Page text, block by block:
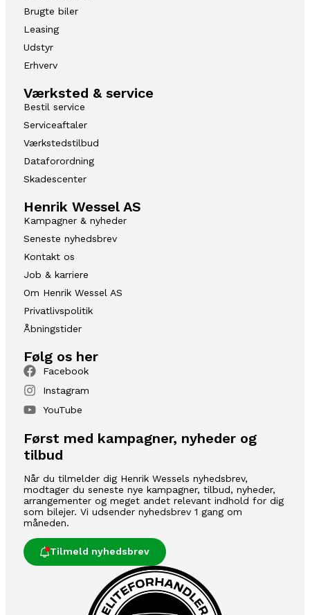
Brugte biler
Leasing
Udstyr
Erhverv
Værksted & service
Bestil service
Serviceaftaler
Værkstedstilbud
Dataforordning
Skadescenter
Henrik Wessel AS
Kampagner & nyheder
Seneste nyhedsbrev
Kontakt os
Job & karriere
Om Henrik Wessel AS
Privatlivspolitik
Åbningstider
Følg os her
Facebook
Instagram
YouTube
Først med kampagner, nyheder og
tilbud
Når du tilmelder dig Henrik Wessels nyhedsbrev,
modtager du seneste nye kampagner, tilbud, nyheder,
arrangementer og meget andet relevant indhold for dig
som bilejer. Vi udsender nyhedsbrev 1 gang om
måneden.
Tilmeld nyhedsbrev